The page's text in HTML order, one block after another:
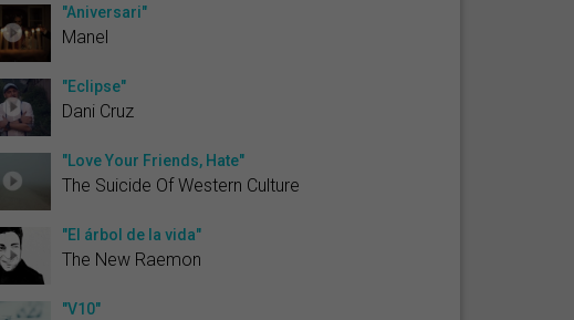
"Aniversari"
Manel
"Eclipse"
Dani Cruz
"Love Your Friends, Hate"
The Suicide Of Western Culture
"El árbol de la vida"
The New Raemon
"V10"